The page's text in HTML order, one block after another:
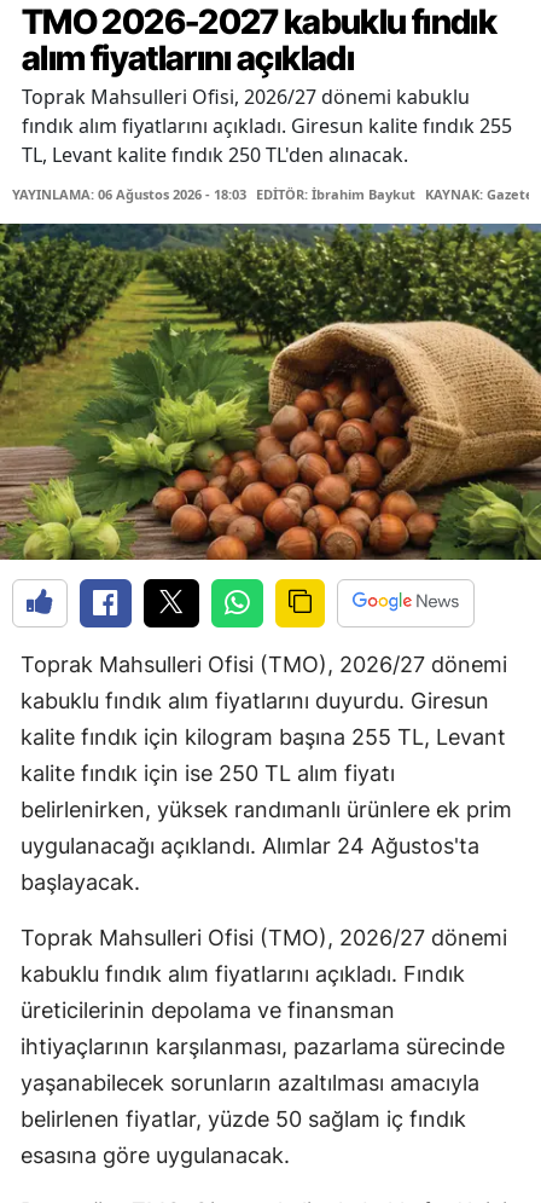
TMO 2026-2027 kabuklu fındık
alım fiyatlarını açıkladı
Toprak Mahsulleri Ofisi, 2026/27 dönemi kabuklu
fındık alım fiyatlarını açıkladı. Giresun kalite fındık 255
TL, Levant kalite fındık 250 TL'den alınacak.
YAYINLAMA: 06 Ağustos 2026 - 18:03 EDİTÖR: İbrahim Baykut KAYNAK:
Toprak Mahsulleri Ofisi (TMO), 2026/27 dönemi
kabuklu fındık alım fiyatlarını duyurdu. Giresun
kalite fındık için kilogram başına 255 TL, Levant
kalite fındık için ise 250 TL alım fiyatı
belirlenirken, yüksek randımanlı ürünlere ek prim
uygulanacağı açıklandı. Alımlar 24 Ağustos'ta
başlayacak.
Toprak Mahsulleri Ofisi (TMO), 2026/27 dönemi
kabuklu fındık alım fiyatlarını açıkladı. Fındık
üreticilerinin depolama ve finansman
ihtiyaçlarının karşılanması, pazarlama sürecinde
yaşanabilecek sorunların azaltılması amacıyla
belirlenen fiyatlar, yüzde 50 sağlam iç fındık
esasına göre uygulanacak.